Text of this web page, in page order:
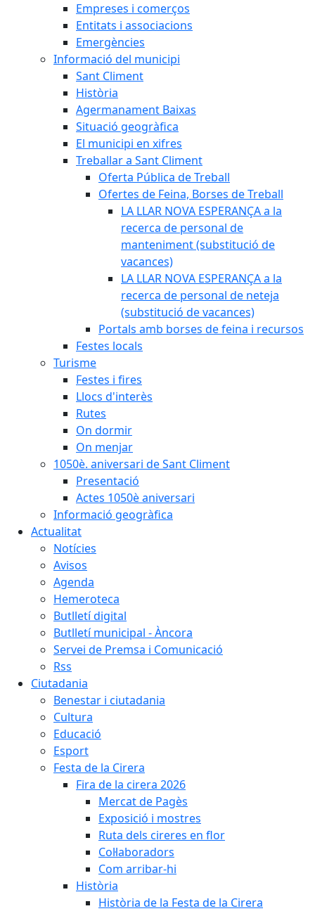
Empreses i comerços
Entitats i associacions
Emergències
Informació del municipi
Sant Climent
Història
Agermanament Baixas
Situació geogràfica
El municipi en xifres
Treballar a Sant Climent
Oferta Pública de Treball
Ofertes de Feina, Borses de Treball
LA LLAR NOVA ESPERANÇA a la
recerca de personal de
manteniment (substitució de
vacances)
LA LLAR NOVA ESPERANÇA a la
recerca de personal de neteja
(substitució de vacances)
Portals amb borses de feina i recursos
Festes locals
Turisme
Festes i fires
Llocs d'interès
Rutes
On dormir
On menjar
1050è. aniversari de Sant Climent
Presentació
Actes 1050è aniversari
Informació geogràfica
Actualitat
Notícies
Avisos
Agenda
Hemeroteca
Butlletí digital
Butlletí municipal - Àncora
Servei de Premsa i Comunicació
Rss
Ciutadania
Benestar i ciutadania
Cultura
Educació
Esport
Festa de la Cirera
Fira de la cirera 2026
Mercat de Pagès
Exposició i mostres
Ruta dels cireres en flor
Col·laboradors
Com arribar-hi
Història
Història de la Festa de la Cirera